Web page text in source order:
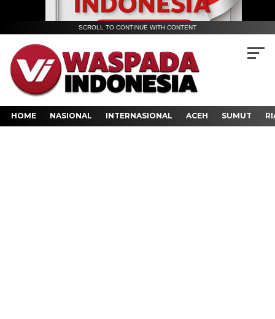
SCROLL TO CONTINUE WITH CONTENT
HOME NASIONAL INTERNASIONAL ACEH SUMUT